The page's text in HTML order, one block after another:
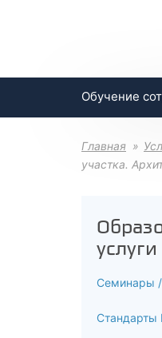
Обучение
Главная
участка.
услуги
Семинары